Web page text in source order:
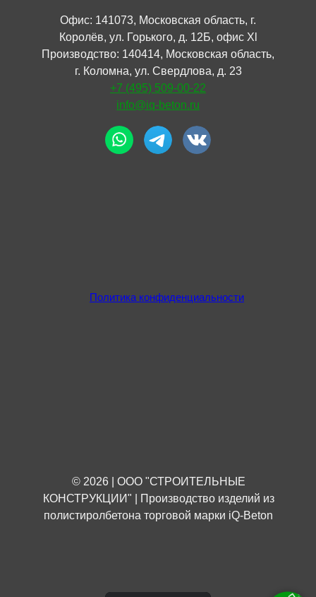
Офис: 141073, Московская область, г.
Королёв, ул. Горького, д. 12Б, офис Xl
Производство: 140414, Московская область,
г. Коломна, ул. Свердлова, д. 23
+7 (495) 509-00-22
info@iq-beton.ru
© 2026 | ООО "СТРОИТЕЛЬНЫЕ
КОНСТРУКЦИИ" | Производство изделий из
полистиролбетона торговой марки iQ-Beton
Политика конфиденциальности